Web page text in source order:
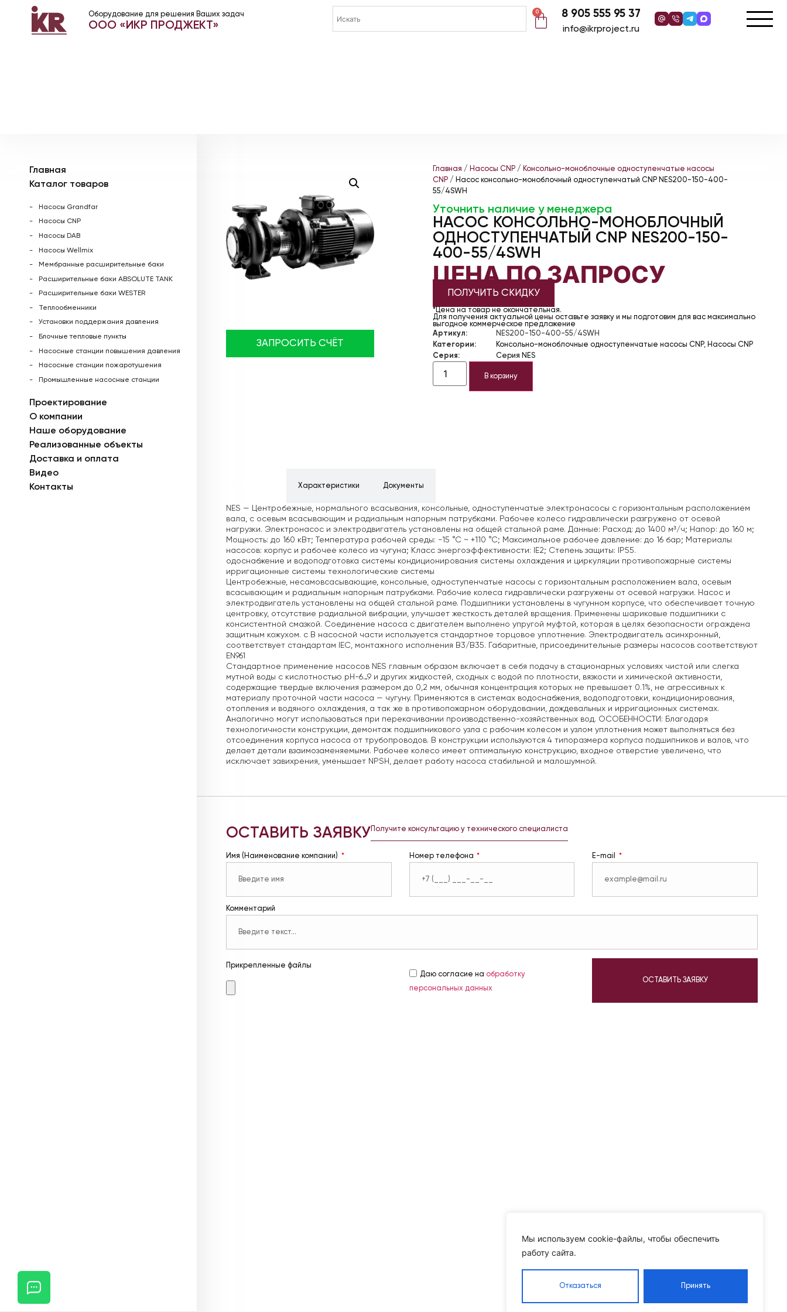
Мы используем cookie-файлы, чтобы обеспечить
работу сайта.
Отказаться Принять
Оборудование для решения Ваших задач
ООО «ИКР ПРОДЖЕКТ»
0 8 905 555 95 37
info@ikrproject.ru
Главная
Каталог товаров
Насосы Grandfar
Насосы CNP
Насосы DAB
Насосы Wellmix
Мембранные расширительные баки
Расширительные баки ABSOLUTE TANK
Расширительные баки WESTER
Теплообменники
Установки поддержания давления
Блочные тепловые пункты
Насосные станции повышения давления
Насосные станции пожаротушения
Промышленные насосные станции
Проектирование
О компании
Наше оборудование
Реализованные объекты
Доставка и оплата
Видео
Контакты
ЗАПРОСИТЬ СЧЁТ
Главная / Насосы CNP/ Консольно-моноблочные одноступенчатые насосы
CNP/ Насос консольно-моноблочный одноступенчатый CNP NES200-150-400-
55/4SWH
Уточнить наличие у менеджера
НАСОС КОНСОЛЬНО-МОНОБЛОЧНЫЙ
ОДНОСТУПЕНЧАТЫЙ CNP NES200-150-
400-55/4SWH
ЦЕНА ПО ЗАПРОСУ
ПОЛУЧИТЬ СКИДКУ
*Цена на товар не окончательная.
Для получения актуальной цены оставьте заявку и мы подготовим для вас максимально
выгодное коммерческое предложение
Артикул:
NES200-150-400-55/4SWH
Категории:
Консольно-моноблочные одноступенчатые насосы CNP, Насосы CNP
Серия:
Серия NES
В корзину
Характеристики Документы
NES — Центробежные, нормального всасывания, консольные, одноступенчатые электронасосы с горизонтальным расположением
вала, с осевым всасывающим и радиальным напорным патрубками. Рабочее колесо гидравлически разгружено от осевой
нагрузки. Электронасос и электродвигатель установлены на общей стальной раме. Данные: Расход: до 1400 м³/ч; Напор: до 160 м;
Мощность: до 160 кВт; Температура рабочей среды: -15 °С ~ +110 °С; Максимальное рабочее давление: до 16 бар; Материалы
насосов: корпус и рабочее колесо из чугуна; Класс энергоэффективности: IE2; Степень защиты: IP55.
одоснабжение и водоподготовка системы кондиционирования системы охлаждения и циркуляции противопожарные системы
ирригационные системы технологические системы
Центробежные, несамовсасывающие, консольные, одноступенчатые насосы с горизонтальным расположением вала, осевым
всасывающим и радиальным напорным патрубками. Рабочие колеса гидравлически разгружены от осевой нагрузки. Насос и
электродвигатель установлены на общей стальной раме. Подшипники установлены в чугунном корпусе, что обеспечивает точную
центровку, отсутствие радиальной вибрации, улучшает жесткость деталей вращения. Применены шариковые подшипники с
консистентной смазкой. Соединение насоса с двигателем выполнено упругой муфтой, которая в целях безопасности ограждена
защитным кожухом. c В насосной части используется стандартное торцовое уплотнение. Электродвигатель асинхронный,
соответствует стандартам IEC, монтажного исполнения B3/В35. Габаритные, присоединительные размеры насосов соответствуют
EN961
Стандартное применение насосов NES главным образом включает в себя подачу в стационарных условиях чистой или слегка
мутной воды с кислотностью pH-6…9 и других жидкостей, сходных с водой по плотности, вязкости и химической активности,
содержащие твердые включения размером до 0,2 мм, обычная концентрация которых не превышает 0.1%, не агрессивных к
материалу проточной части насоса — чугуну. Применяются в системах водоснабжения, водоподготовки, кондиционирования,
отопления и водяного охлаждения, а так же в противопожарном оборудовании, дождевальных и ирригационных системах.
Аналогично могут использоваться при перекачивании производственно-хозяйственных вод. ОСОБЕННОСТИ: Благодаря
технологичности конструкции, демонтаж подшипникового узла с рабочим колесом и узлом уплотнения может выполняться без
отсоединения корпуса насоса от трубопроводов. В конструкции используются 4 типоразмера корпуса подшипников и валов, что
делает детали взаимозаменяемыми. Рабочее колесо имеет оптимальную конструкцию, входное отверстие увеличено, что
исключает завихрения, уменьшает NPSH, делает работу насоса стабильной и малошумной.
ОСТАВИТЬ ЗАЯВКУПолучите консультацию у технического специалиста
Имя (Наименование компании) Номер телефона E-mail
Комментарий
Прикрепленные файлы
Даю согласие на обработку
персональных данных
ОСТАВИТЬ ЗАЯВКУ